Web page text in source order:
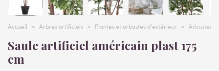
Accueil > Arbres artificiels > Plantes et arbustes d'extérieur > Arbustes
Saule artificiel américain plast 175
cm